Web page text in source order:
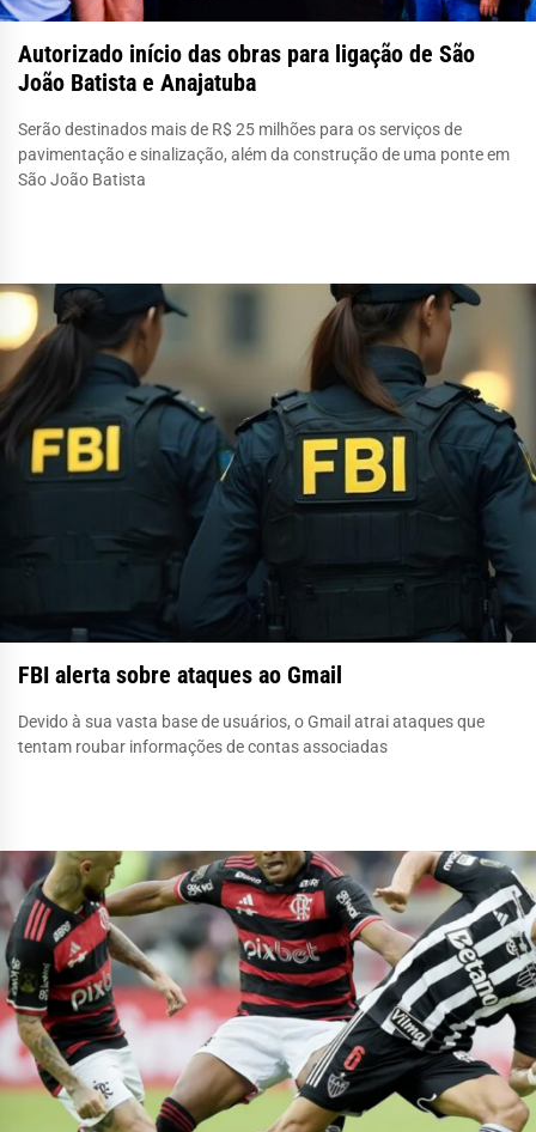
Autorizado início das obras para ligação de São
João Batista e Anajatuba
Serão destinados mais de R$ 25 milhões para os serviços de
pavimentação e sinalização, além da construção de uma ponte em
São João Batista
FBI alerta sobre ataques ao Gmail
Devido à sua vasta base de usuários, o Gmail atrai ataques que
tentam roubar informações de contas associadas